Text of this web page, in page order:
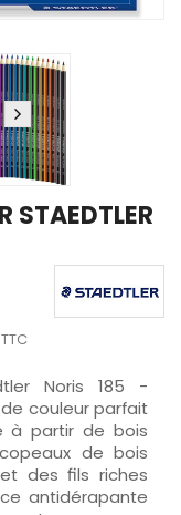
STAEDTLER
TTC
Noris 185 -
couleur parfait
à partir de bois
de bois
des fils riches
antidérapante